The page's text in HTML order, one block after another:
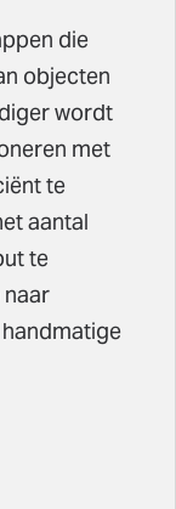
die
objecten
wordt
met
te
aantal
te
naar